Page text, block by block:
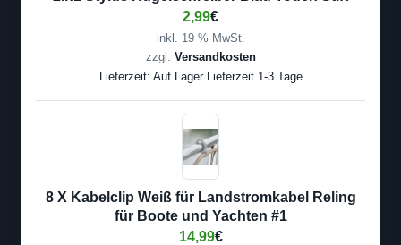
2,99€
inkl. 19 % MwSt.
zzgl. Versandkosten
Lieferzeit: Auf Lager Lieferzeit 1-3 Tage
8 X Kabelclip Weiß für Landstromkabel Reling
für Boote und Yachten #1
14,99€